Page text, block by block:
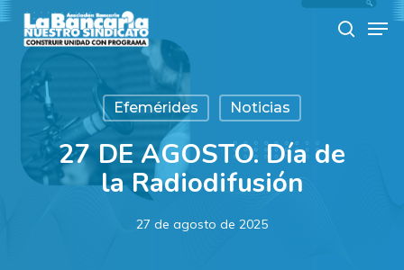
Skip
to
main
content
search
Efemérides Noticias
27 DE AGOSTO. Día de
la Radiodifusión
27 de agosto de 2025